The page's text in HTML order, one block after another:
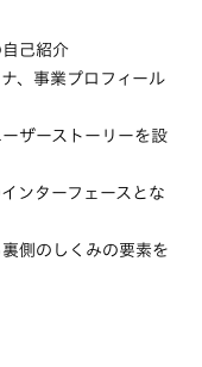
己紹介
、事業プロフィール
ザーストーリーを設
ンターフェースとな
側のしくみの要素を